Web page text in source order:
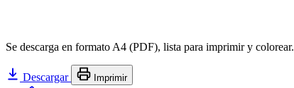
Se descarga en formato A4 (PDF), lista para imprimir y colorear.
Descargar Imprimir